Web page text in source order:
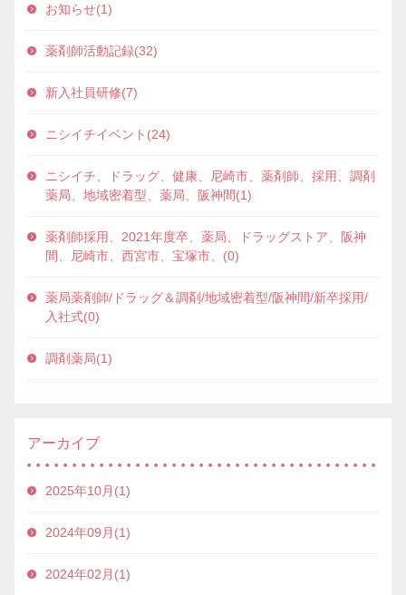
お知らせ(1)
薬剤師活動記録(32)
新入社員研修(7)
ニシイチイベント(24)
ニシイチ、ドラッグ、健康、尼崎市、薬剤師、採用、調剤
薬局、地域密着型、薬局、阪神間(1)
薬剤師採用、2021年度卒、薬局、ドラッグストア、阪神
間、尼崎市、西宮市、宝塚市、(0)
薬局薬剤師/ドラッグ＆調剤/地域密着型/阪神間/新卒採用/
入社式(0)
調剤薬局(1)
アーカイブ
2025年10月(1)
2024年09月(1)
2024年02月(1)